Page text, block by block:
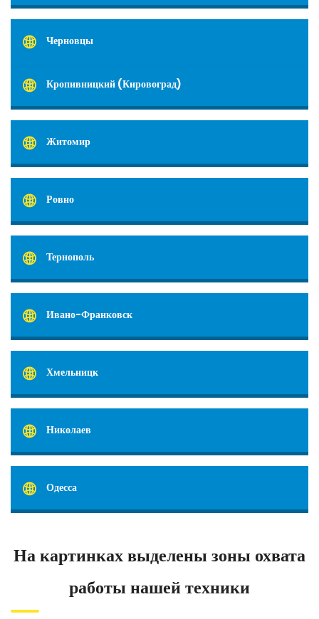
Черновцы
Кропивницкий (Кировоград)
Житомир
Ровно
Тернополь
Ивано-Франковск
Хмельницк
Николаев
Одесса
На картинках выделены зоны охвата
работы нашей техники